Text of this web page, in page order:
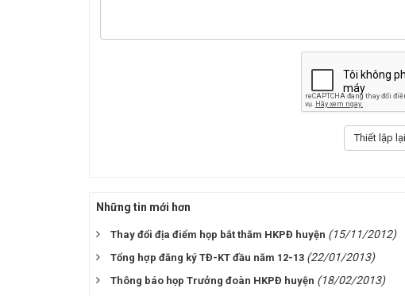
Những tin mới hơn
Thay đổi địa điểm họp bắt thăm HKPĐ huyện (15/11/2012)
Tổng hợp đăng ký TĐ-KT đầu năm 12-13 (22/01/2013)
Thông báo họp Trưởng đoàn HKPĐ huyện (18/02/2013)